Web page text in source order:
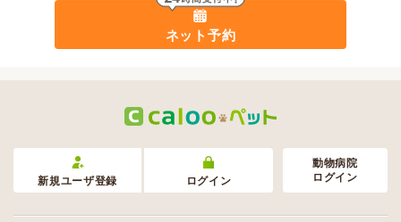
ネット予約
新規ユーザ登録 ログイン
動物病院
ログイン